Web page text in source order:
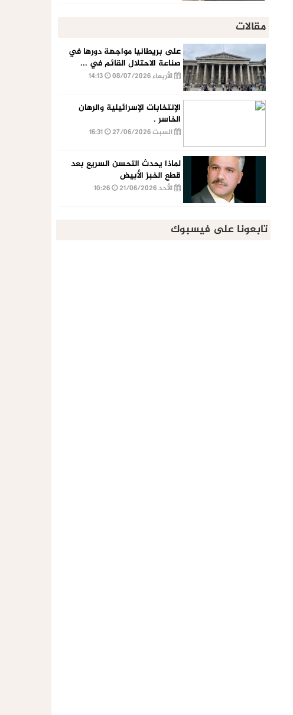
مقالات
على بريطانيا مواجهة دورها في
صناعة الاحتلال القائم في ...
الأربعاء 08/07/2026
الإنتخابات الإسرائيلية والرهان
الخاسر .
السبت 27/06/2026
لماذا يحدث التحسن السريع بعد
قطع الخبز الأبيض
الأحد 21/06/2026
تابعونا على فيسبوك